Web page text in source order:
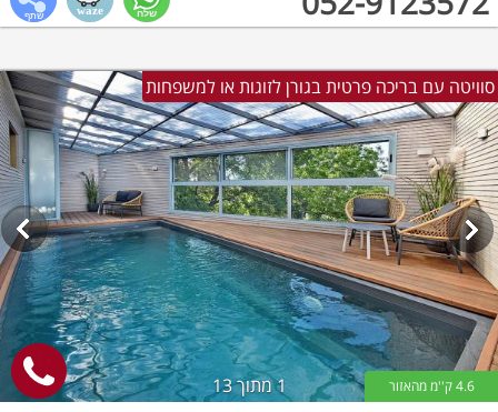
סוויטה עם בריכה פרטית בגורן לזוגות או למשפחות
1מתוך 13 4.6 ק''מ מהאזור